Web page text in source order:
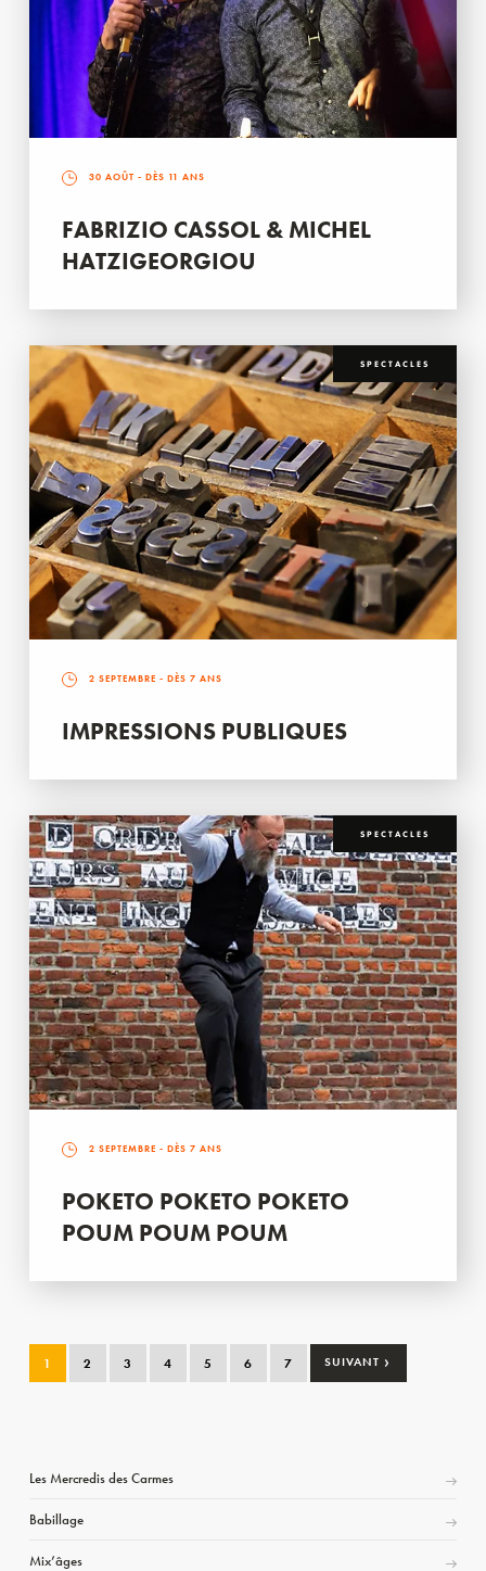
30 AOÛT - DÈS 11 ANS
FABRIZIO CASSOL & MICHEL
HATZIGEORGIOU
SPECTACLES
2 SEPTEMBRE - DÈS 7 ANS
IMPRESSIONS PUBLIQUES
SPECTACLES
2 SEPTEMBRE - DÈS 7 ANS
POKETO POKETO POKETO
POUM POUM POUM
1 2 3 4 5 6 7 SUIVANT ›
Les Mercredis des Carmes
Babillage
Mix’âges